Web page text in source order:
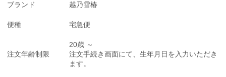
ブランド 越乃雪椿
便種 宅急便
注文年齢制限
20歳 ～
注文手続き画面にて、生年月日を入力いただき
ます。